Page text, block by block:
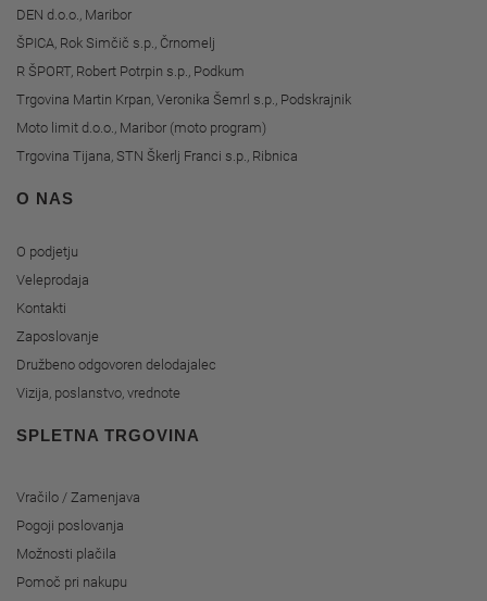
DEN d.o.o., Maribor
ŠPICA, Rok Simčič s.p., Črnomelj
R ŠPORT, Robert Potrpin s.p., Podkum
Trgovina Martin Krpan, Veronika Šemrl s.p., Podskrajnik
Moto limit d.o.o., Maribor (moto program)
Trgovina Tijana, STN Škerlj Franci s.p., Ribnica
O NAS
O podjetju
Veleprodaja
Kontakti
Zaposlovanje
Družbeno odgovoren delodajalec
Vizija, poslanstvo, vrednote
SPLETNA TRGOVINA
Vračilo / Zamenjava
Pogoji poslovanja
Možnosti plačila
Pomoč pri nakupu